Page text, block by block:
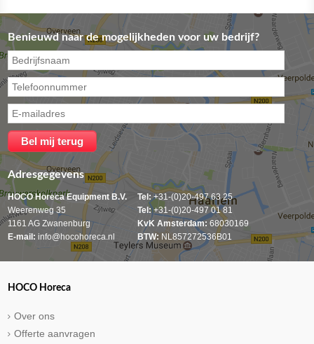
Benieuwd naar de mogelijkheden voor uw bedrijf?
Adresgegevens
HOCO Horeca Equipment B.V.
Weerenweg 35
1161 AG Zwanenburg
E-mail: info@hocohoreca.nl
Tel: +31-(0)20-497 63 25
Tel:+31-(0)20-497 01 81
KvK Amsterdam: 68030169
BTW: NL857272536B01
HOCO Horeca
Over ons
Offerte aanvragen